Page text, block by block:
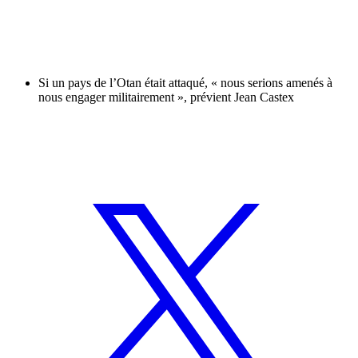
Si un pays de l’Otan était attaqué, « nous serions amenés à
nous engager militairement », prévient Jean Castex